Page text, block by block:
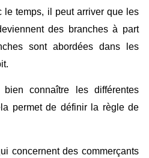
le temps, il peut arriver que les
des branches à part
sont abordées dans les
connaître les différentes
permet de définir la règle de
concernent des commerçants